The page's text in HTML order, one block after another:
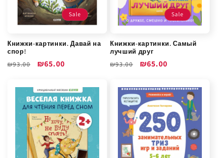
Sale
Книжки-картинки. Давай на
спор!
Обычная
₪93.00
Цена
скидкой
₪65.00
Sale
Книжки-картинки. Самый
лучший друг
Обычная
₪93.00
Цена
скидкой
₪65.00